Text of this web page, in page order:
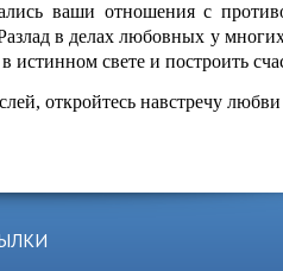
ваши отношения с
в делах любовных у
истинном свете и построить
откройтесь навстречу